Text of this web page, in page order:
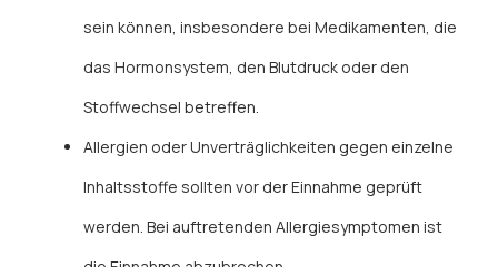
sein können, insbesondere bei Medikamenten, die
das Hormonsystem, den Blutdruck oder den
Stoffwechsel betreffen.
Allergien oder Unverträglichkeiten gegen einzelne
Inhaltsstoffe sollten vor der Einnahme geprüft
werden. Bei auftretenden Allergiesymptomen ist